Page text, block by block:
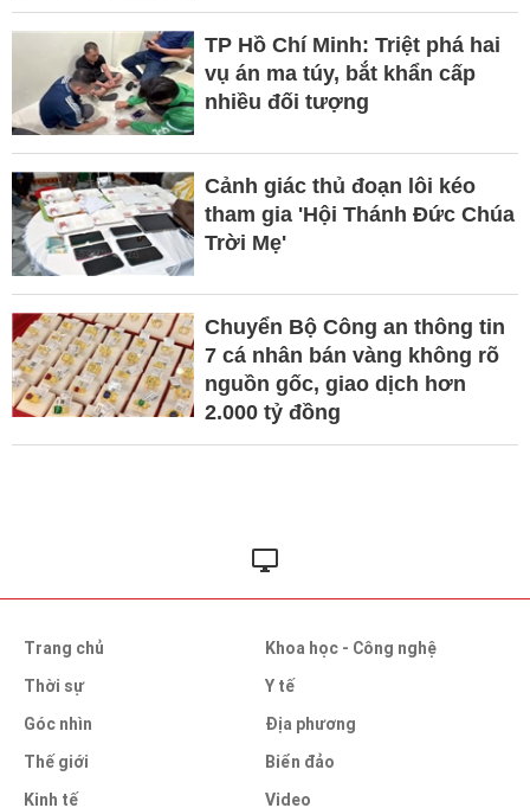
TP Hồ Chí Minh: Triệt phá hai
vụ án ma túy, bắt khẩn cấp
nhiều đối tượng
Cảnh giác thủ đoạn lôi kéo
tham gia 'Hội Thánh Đức Chúa
Trời Mẹ'
Chuyển Bộ Công an thông tin
7 cá nhân bán vàng không rõ
nguồn gốc, giao dịch hơn
2.000 tỷ đồng
Trang chủ
Thời sự
Góc nhìn
Thế giới
Kinh tế
Khoa học - Công nghệ
Y tế
Địa phương
Biển đảo
Video